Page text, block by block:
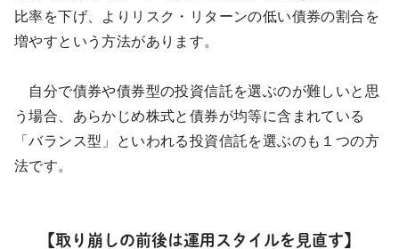
比率を下げ、よりリスク・リターンの低い債券の割合を
増やすという方法があります。
自分で債券や債券型の投資信託を選ぶのが難しいと思
う場合、あらかじめ株式と債券が均等に含まれている
「バランス型」といわれる投資信託を選ぶのも１つの方
法です。
【取り崩しの前後は運用スタイルを見直す】